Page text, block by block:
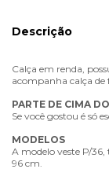
Descrição
Calça em renda,
acompanha calça
PARTE DE CIMA DO
Se você gostou é só
MODELOS
A modelo veste P/
96 cm.